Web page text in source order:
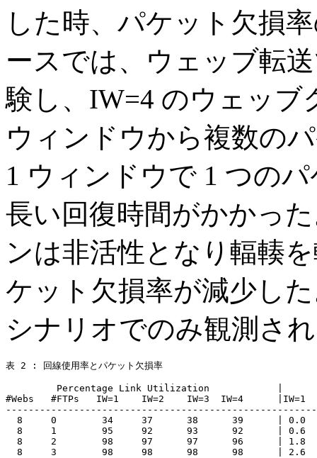
した時、パケット欠損
ースでは、ウェッブ転
験し、IW=4 のウェッ
ウィンドウから複数の
1 ウィンドウで 1 つの
長い回復時間がかかっ
ンは非活性となり輻輳
ケット欠損率が減少し
シナリオでのみ観測さ
表 2 : 回線使用率とパケット欠損率
Percentage Link Utilization            |
#Webs   #FTPs   IW=1    IW=2    IW=3  IW=4      |IW=1
8     0        34     37      38      39      | 0.0
8     1        95     92      93      92      | 0.6
8     2        98     97      97      96      | 1.8
8     3        98     98      98      98      | 2.6